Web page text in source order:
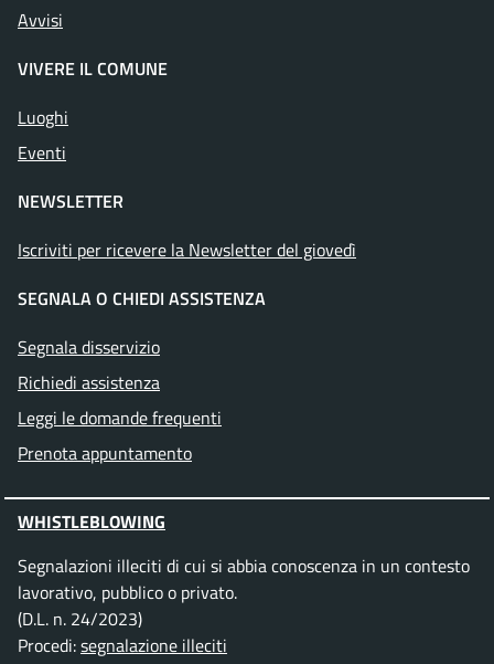
Avvisi
VIVERE IL COMUNE
Luoghi
Eventi
NEWSLETTER
Iscriviti per ricevere la Newsletter del giovedì
SEGNALA O CHIEDI ASSISTENZA
Segnala disservizio
Richiedi assistenza
Leggi le domande frequenti
Prenota appuntamento
WHISTLEBLOWING
Segnalazioni illeciti di cui si abbia conoscenza in un contesto
lavorativo, pubblico o privato.
(D.L. n. 24/2023)
Procedi:segnalazione illeciti